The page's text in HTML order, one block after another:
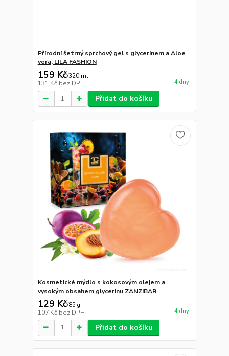
Přírodní šetrný sprchový gel s glycerinem a Aloe
vera, LILA FASHION
159 Kč/320 ml
131 Kč bez DPH 4 dny
Přidat do košíku
Kosmetické mýdlo s kokosovým olejem a
vysokým obsahem glycerinu ZANZIBAR
129 Kč/85 g
107 Kč bez DPH 4 dny
Přidat do košíku